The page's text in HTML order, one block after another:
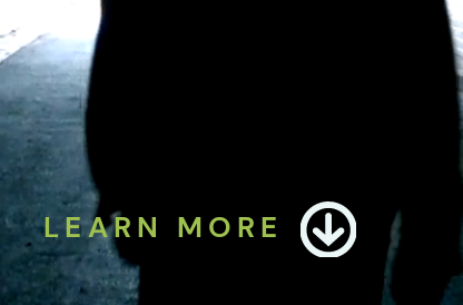
LEARN MORE